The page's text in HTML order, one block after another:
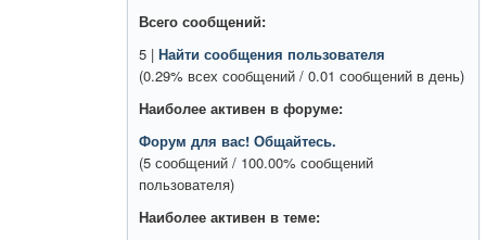
Всего сообщений:
5 |Найти сообщения пользователя
(0.29% всех сообщений / 0.01 сообщений в день)
Наиболее активен в форуме:
Форум для вас! Общайтесь.
(5 сообщений / 100.00% сообщений
пользователя)
Наиболее активен в теме: